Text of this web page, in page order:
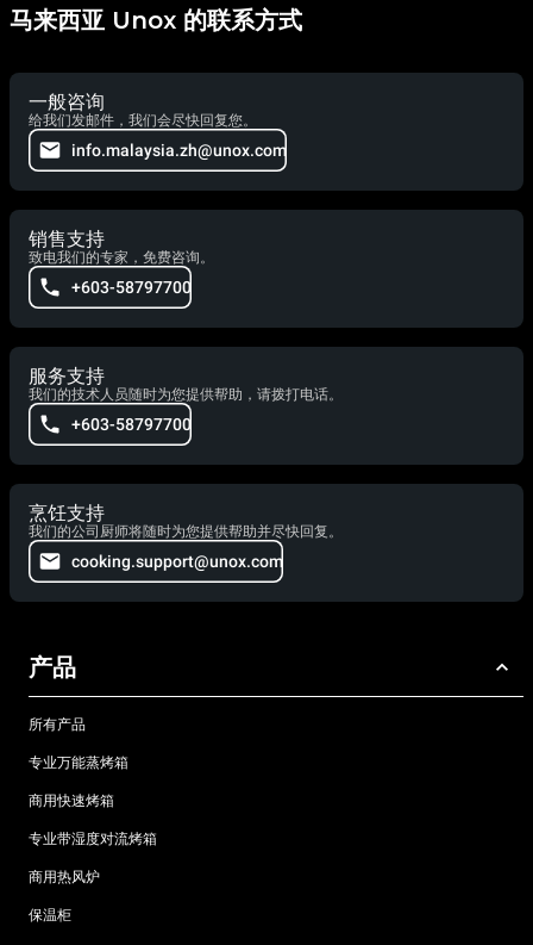
马来西亚 Unox 的联系方式
一般咨询
给我们发邮件，我们会尽快回复您。
info.malaysia.zh@unox.com
销售支持
致电我们的专家，免费咨询。
+603-58797700
服务支持
我们的技术人员随时为您提供帮助，请拨打电话。
+603-58797700
烹饪支持
我们的公司厨师将随时为您提供帮助并尽快回复。
cooking.support@unox.com
产品
所有产品
专业万能蒸烤箱
商用快速烤箱
专业带湿度对流烤箱
商用热风炉
保温柜